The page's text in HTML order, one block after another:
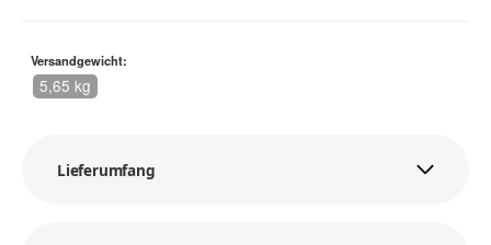
Versandgewicht:
5,65 kg
Lieferumfang